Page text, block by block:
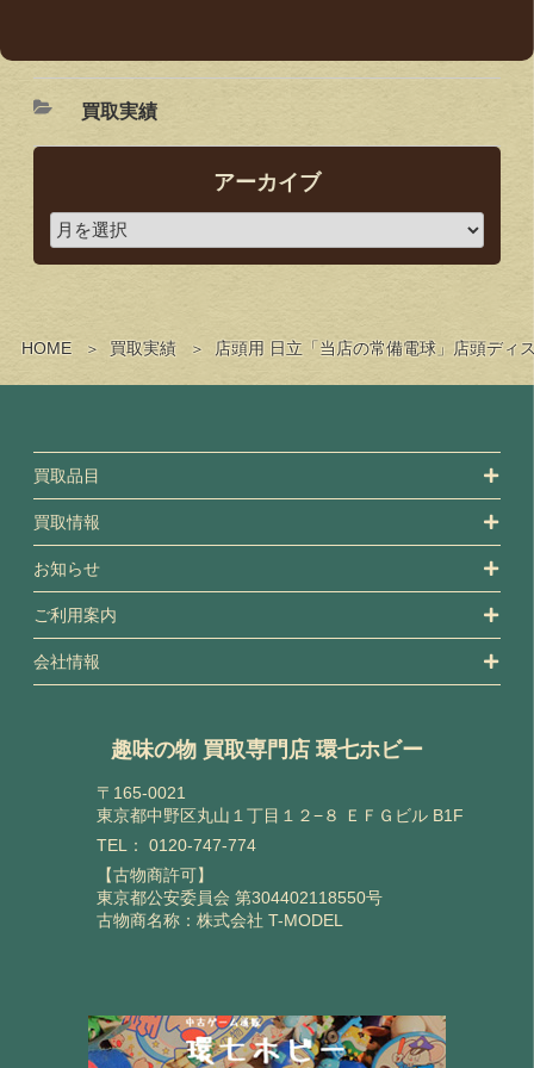
HOME 買取実績 店頭用 日立「当店の常備電球」店頭ディ
買取実績
アーカイブ
買取品目
買取情報
お知らせ
ご利用案内
会社情報
趣味の物 買取専門店 環七ホビー
〒165-0021
東京都中野区丸山１丁目１２−８ ＥＦＧビル B1F
TEL： 0120-747-774
【古物商許可】
東京都公安委員会 第304402118550号
古物商名称：株式会社 T-MODEL